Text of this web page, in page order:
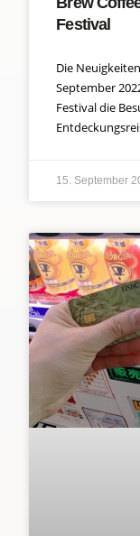
Festival
Die
September
Festival die
15. September